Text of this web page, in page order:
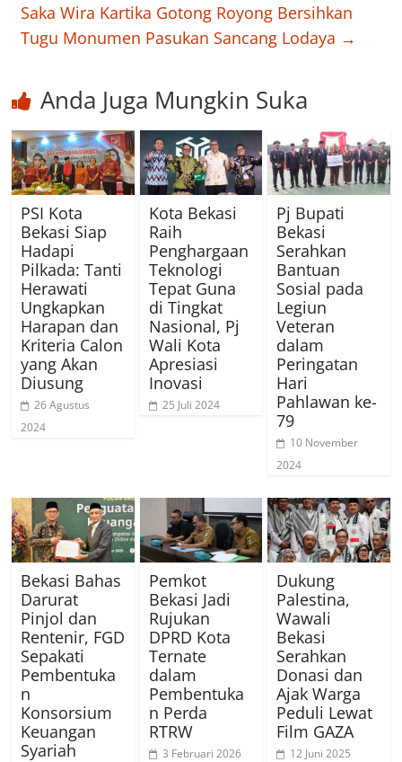
Saka Wira Kartika Gotong Royong Bersihkan
Tugu Monumen Pasukan Sancang Lodaya →
Anda Juga Mungkin Suka
PSI Kota
Bekasi Siap
Hadapi
Pilkada: Tanti
Herawati
Ungkapkan
Harapan dan
Kriteria Calon
yang Akan
Diusung
26 Agustus
2024
Kota Bekasi
Raih
Penghargaan
Teknologi
Tepat Guna
di Tingkat
Nasional, Pj
Wali Kota
Apresiasi
Inovasi
25 Juli 2024
Pj Bupati
Bekasi
Serahkan
Bantuan
Sosial pada
Legiun
Veteran
dalam
Peringatan
Hari
Pahlawan ke-
79
10 November
2024
Bekasi Bahas
Darurat
Pinjol dan
Rentenir, FGD
Sepakati
Pembentuka
n
Konsorsium
Keuangan
Syariah
Pemkot
Bekasi Jadi
Rujukan
DPRD Kota
Ternate
dalam
Pembentuka
n Perda
RTRW
3 Februari 2026
Dukung
Palestina,
Wawali
Bekasi
Serahkan
Donasi dan
Ajak Warga
Peduli Lewat
Film GAZA
12 Juni 2025